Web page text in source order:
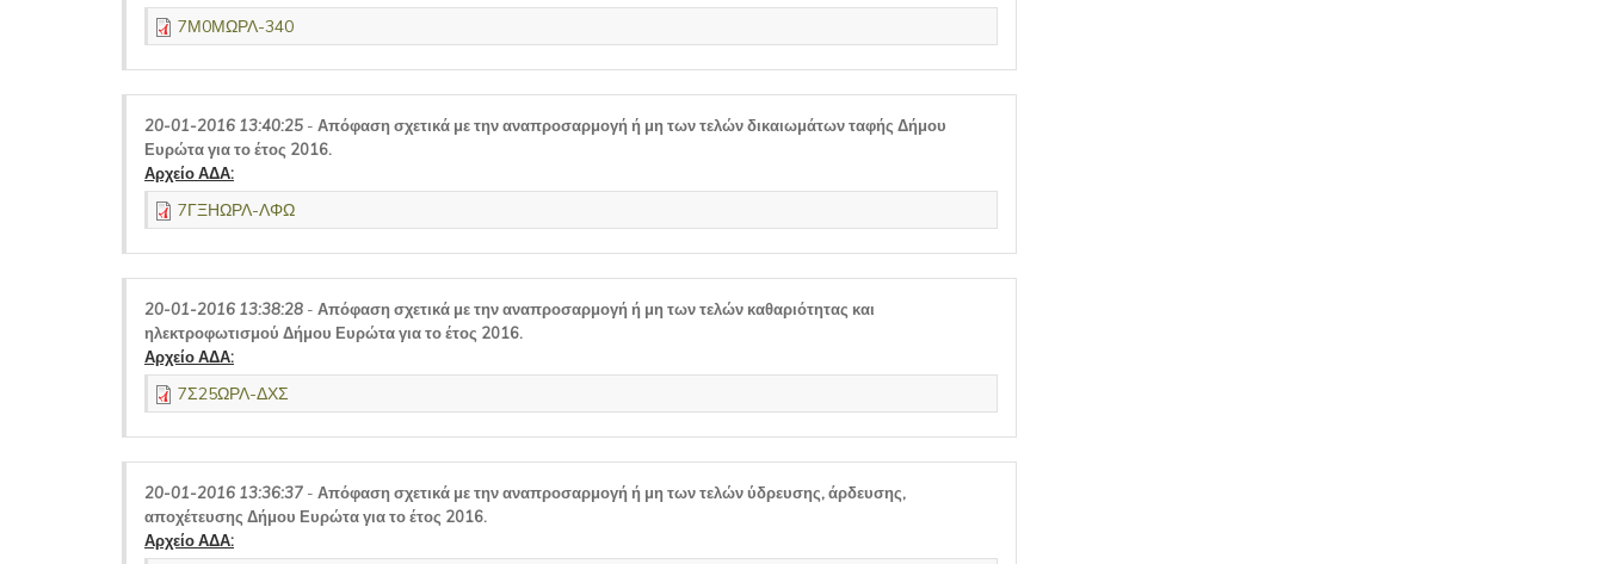
7Μ0ΜΩΡΛ-340
20-01-2016 13:40:25 - Απόφαση σχετικά με την αναπροσαρμογή ή μη των τελών δικαιωμάτων ταφής Δήμου
Ευρώτα για το έτος 2016.
Αρχείο ΑΔΑ:
7ΓΞΗΩΡΛ-ΛΦΩ
20-01-2016 13:38:28 - Απόφαση σχετικά με την αναπροσαρμογή ή μη των τελών καθαριότητας και
ηλεκτροφωτισμού Δήμου Ευρώτα για το έτος 2016.
Αρχείο ΑΔΑ:
7Σ25ΩΡΛ-ΔΧΣ
20-01-2016 13:36:37 - Απόφαση σχετικά με την αναπροσαρμογή ή μη των τελών ύδρευσης, άρδευσης,
αποχέτευσης Δήμου Ευρώτα για το έτος 2016.
Αρχείο ΑΔΑ: